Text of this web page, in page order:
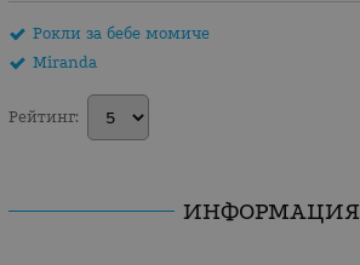
Рокли за бебе момиче
Miranda
Рейтинг:
ИНФОРМАЦИЯ